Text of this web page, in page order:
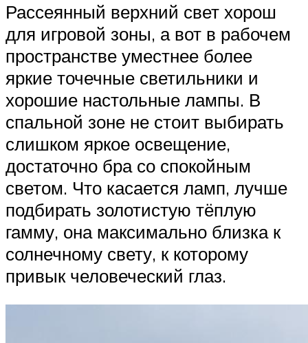
Рассеянный верхний свет хорош
для игровой зоны, а вот в рабочем
пространстве уместнее более
яркие точечные светильники и
хорошие настольные лампы. В
спальной зоне не стоит выбирать
слишком яркое освещение,
достаточно бра со спокойным
светом. Что касается ламп, лучше
подбирать золотистую тёплую
гамму, она максимально близка к
солнечному свету, к которому
привык человеческий глаз.